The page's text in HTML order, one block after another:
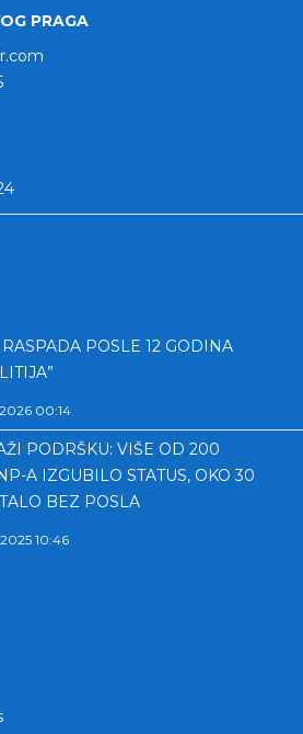
PRAGA
RASPADA POSLE 12 GODINA
00:14
PODRŠKU: VIŠE OD 200
A IZGUBILO STATUS, OKO 30
BEZ POSLA
10:46